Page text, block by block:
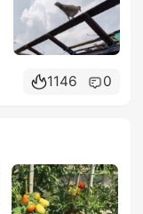
1146 0